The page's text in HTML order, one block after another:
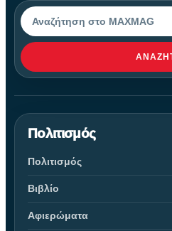
Αναζήτηση
Πολιτισμός
Πολιτισμός
Βιβλίο
Αφιερώματα